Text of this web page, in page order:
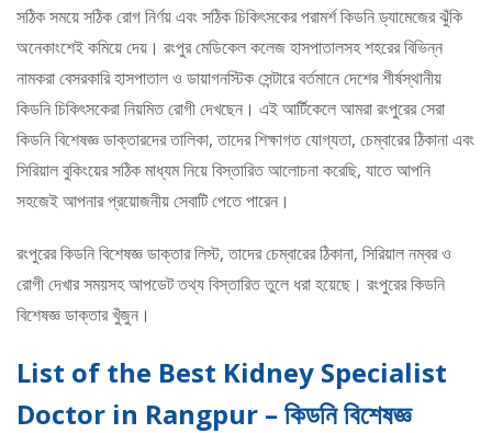
সঠিক সময়ে সঠিক রোগ নির্ণয় এবং সঠিক চিকিৎসকের পরামর্শ কিডনি ড্যামেজের ঝুঁকি
অনেকাংশেই কমিয়ে দেয়। রংপুর মেডিকেল কলেজ হাসপাতালসহ শহরের বিভিন্ন
নামকরা বেসরকারি হাসপাতাল ও ডায়াগনস্টিক সেন্টারে বর্তমানে দেশের শীর্ষস্থানীয়
কিডনি চিকিৎসকেরা নিয়মিত রোগী দেখছেন। এই আর্টিকেলে আমরা রংপুরের সেরা
কিডনি বিশেষজ্ঞ ডাক্তারদের তালিকা, তাদের শিক্ষাগত যোগ্যতা, চেম্বারের ঠিকানা এবং
সিরিয়াল বুকিংয়ের সঠিক মাধ্যম নিয়ে বিস্তারিত আলোচনা করেছি, যাতে আপনি
সহজেই আপনার প্রয়োজনীয় সেবাটি পেতে পারেন।
রংপুরের কিডনি বিশেষজ্ঞ ডাক্তার লিস্ট, তাদের চেম্বারের ঠিকানা, সিরিয়াল নম্বর ও
রোগী দেখার সময়সহ আপডেট তথ্য বিস্তারিত তুলে ধরা হয়েছে। রংপুরের কিডনি
বিশেষজ্ঞ ডাক্তার খুঁজুন।
List of the Best Kidney Specialist
Doctor in Rangpur – কিডনি বিশেষজ্ঞ